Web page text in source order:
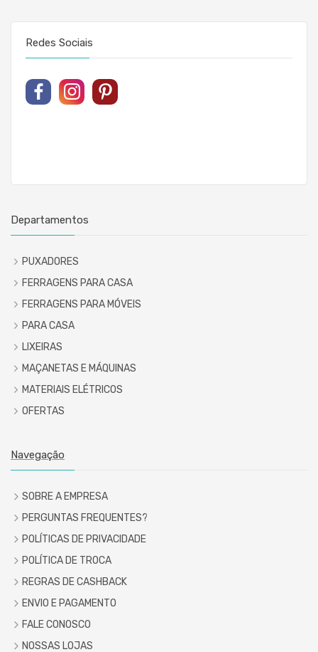
Redes Sociais
Departamentos
PUXADORES
FERRAGENS PARA CASA
FERRAGENS PARA MÓVEIS
PARA CASA
LIXEIRAS
MAÇANETAS E MÁQUINAS
MATERIAIS ELÉTRICOS
OFERTAS
Navegação
SOBRE A EMPRESA
PERGUNTAS FREQUENTES?
POLÍTICAS DE PRIVACIDADE
POLÍTICA DE TROCA
REGRAS DE CASHBACK
ENVIO E PAGAMENTO
FALE CONOSCO
NOSSAS LOJAS